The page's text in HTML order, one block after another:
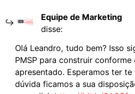
Equipe de Marketing
disse:
Olá Leandro, tudo bem? Isso
PMSP para construir
apresentado. Esperamos ter
dúvida ficamos a sua